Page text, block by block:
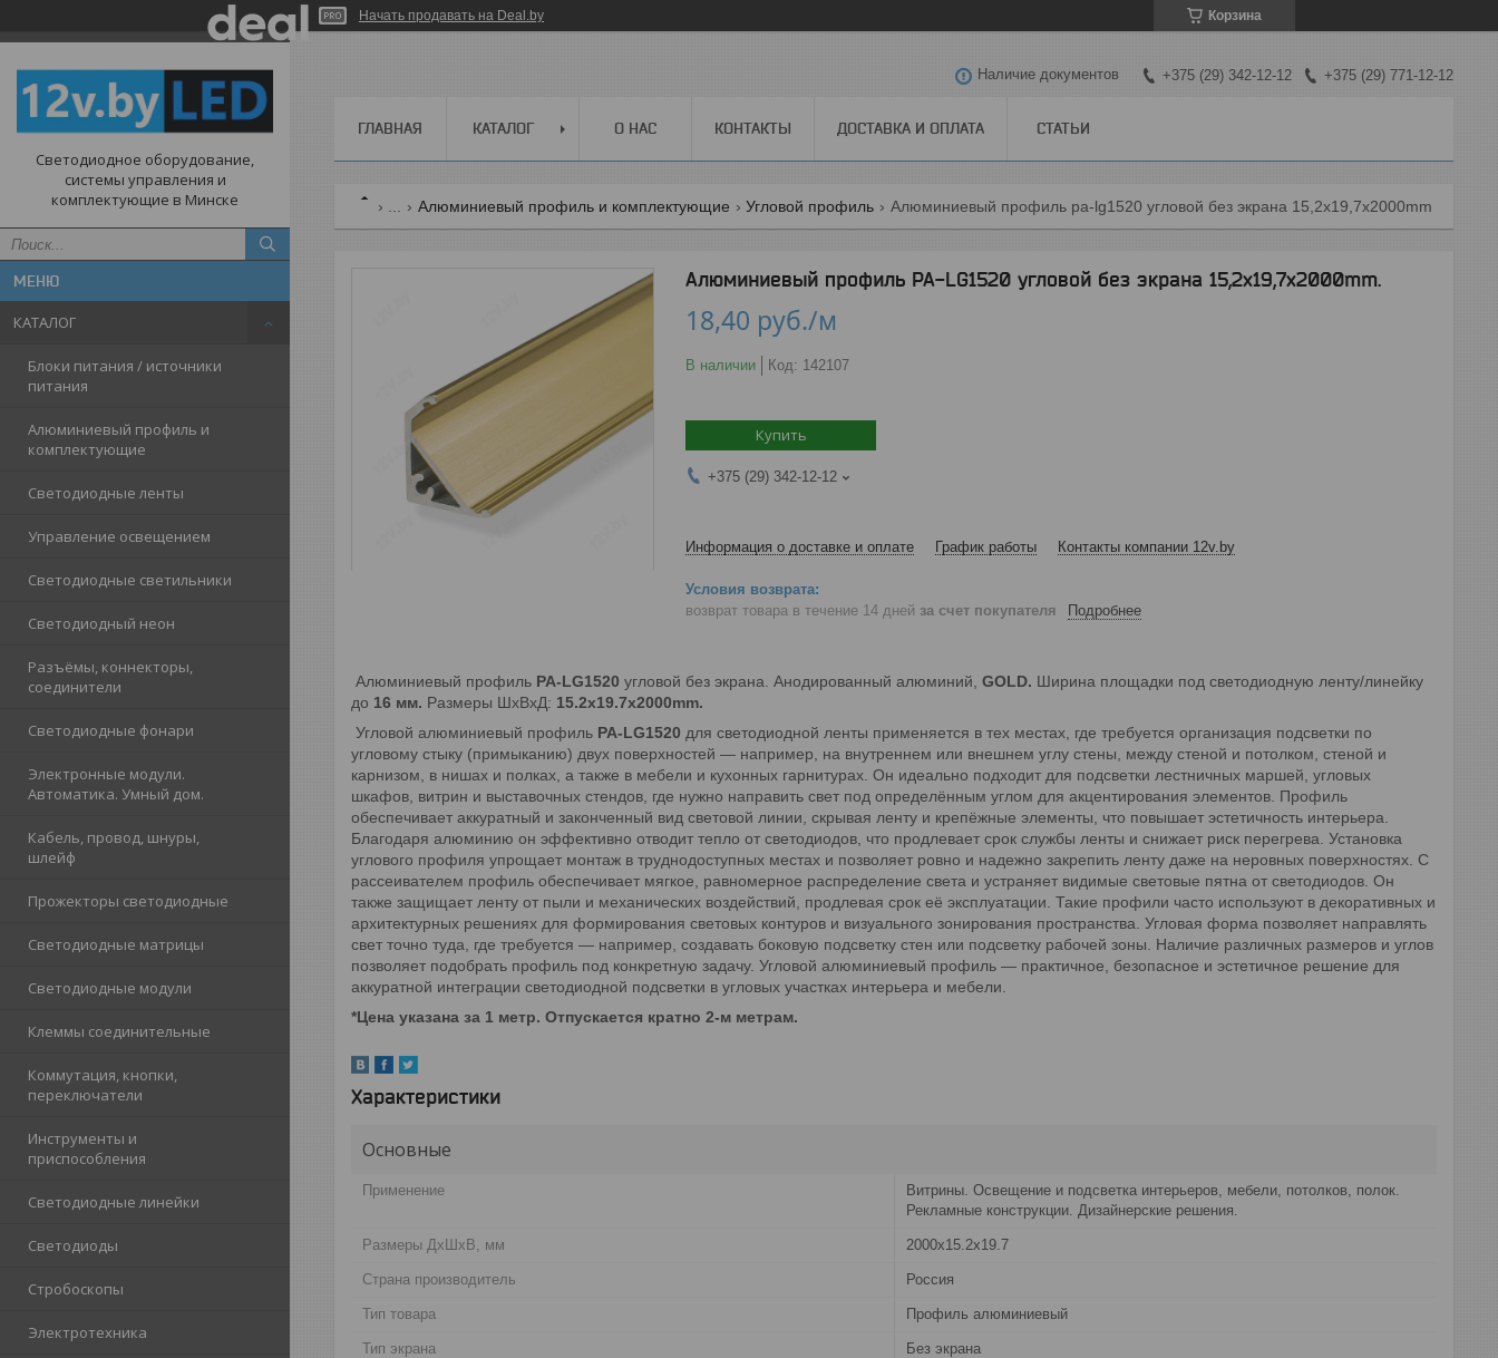
Начать продавать на Deal.by Корзина
Светодиодное оборудование,
системы управления и
комплектующие в Минске
КАТАЛОГ
Блоки питания / источники
питания
Алюминиевый профиль и
комплектующие
Светодиодные ленты
Управление освещением
Светодиодные светильники
Светодиодный неон
Разъёмы, коннекторы,
соединители
Светодиодные фонари
Электронные модули.
Автоматика. Умный дом.
Кабель, провод, шнуры,
шлейф
Прожекторы светодиодные
Светодиодные матрицы
Светодиодные модули
Клеммы соединительные
Коммутация, кнопки,
переключатели
Инструменты и
приспособления
Светодиодные линейки
Светодиоды
Стробоскопы
Электротехника
Наличие документов +375 (29) 342-12-12 +375 (29) 771-12-12
ГЛАВНАЯ КАТАЛОГ О НАС КОНТАКТЫ ДОСТАВКА И ОПЛАТА СТАТЬИ
Алюминиевый профиль и комплектующие Угловой профиль Алюминиевый профиль pa-lg1520 угловой без экрана 15,2х19,7х2000mm.
Алюминиевый профиль PA-LG1520 угловой без экрана 15,2х19,7х2000mm.
18,40 руб./м
В наличии Код: 142107
Купить
+375 (29) 342-12-12
Информация о доставке и оплате График работы Контакты компании 12v.by
возврат товара в течение 14 дней за счет покупателя Подробнее
Алюминиевый профиль PA-LG1520 угловой без экрана. Анодированный алюминий, GOLD. Ширина площадки под светодиодную ленту/линейку
до 16 мм. Размеры ШхВхД: 15.2х19.7х2000mm.
Угловой алюминиевый профиль PA-LG1520 для светодиодной ленты применяется в тех местах, где требуется организация подсветки по
угловому стыку (примыканию) двух поверхностей — например, на внутреннем или внешнем углу стены, между стеной и потолком, стеной и
карнизом, в нишах и полках, а также в мебели и кухонных гарнитурах. Он идеально подходит для подсветки лестничных маршей, угловых
шкафов, витрин и выставочных стендов, где нужно направить свет под определённым углом для акцентирования элементов. Профиль
обеспечивает аккуратный и законченный вид световой линии, скрывая ленту и крепёжные элементы, что повышает эстетичность интерьера.
Благодаря алюминию он эффективно отводит тепло от светодиодов, что продлевает срок службы ленты и снижает риск перегрева. Установка
углового профиля упрощает монтаж в труднодоступных местах и позволяет ровно и надежно закрепить ленту даже на неровных поверхностях. С
рассеивателем профиль обеспечивает мягкое, равномерное распределение света и устраняет видимые световые пятна от светодиодов. Он
также защищает ленту от пыли и механических воздействий, продлевая срок её эксплуатации. Такие профили часто используют в декоративных и
архитектурных решениях для формирования световых контуров и визуального зонирования пространства. Угловая форма позволяет направлять
свет точно туда, где требуется — например, создавать боковую подсветку стен или подсветку рабочей зоны. Наличие различных размеров и углов
позволяет подобрать профиль под конкретную задачу. Угловой алюминиевый профиль — практичное, безопасное и эстетичное решение для
аккуратной интеграции светодиодной подсветки в угловых участках интерьера и мебели.
*Цена указана за 1 метр. Отпускается кратно 2-м метрам.
Характеристики
Основные
Применение
Витрины. Освещение и подсветка интерьеров, мебели, потолков, полок.
Рекламные конструкции. Дизайнерские решения.
Размеры ДхШхВ, мм 2000х15.2х19.7
Странa производитель Россия
Тип товара Профиль алюминиевый
Тип экрана Без экрана